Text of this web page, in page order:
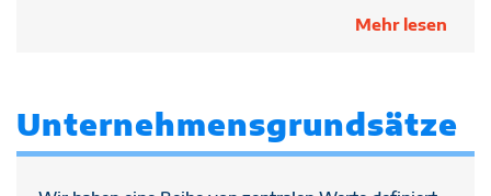
Mehr lesen
Unternehmensgrundsätze